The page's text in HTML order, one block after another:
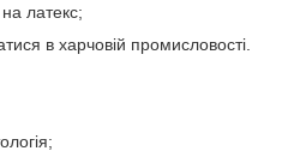
латекс;
в харчовій промисловості.